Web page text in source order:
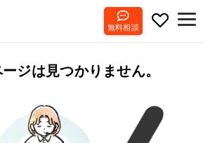
無料相談
ジは見つかりません。